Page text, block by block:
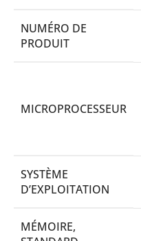
NUMÉRO DE
PRODUIT
MICROPROCESSEUR
SYSTÈME
D’EXPLOITATION
MÉMOIRE,